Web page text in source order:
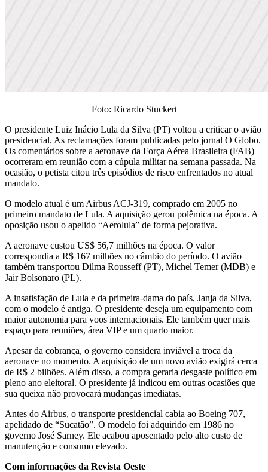
Foto: Ricardo Stuckert
O presidente Luiz Inácio Lula da Silva (PT) voltou a criticar o avião
presidencial. As reclamações foram publicadas pelo jornal O Globo.
Os comentários sobre a aeronave da Força Aérea Brasileira (FAB)
ocorreram em reunião com a cúpula militar na semana passada. Na
ocasião, o petista citou três episódios de risco enfrentados no atual
mandato.
O modelo atual é um Airbus ACJ-319, comprado em 2005 no
primeiro mandato de Lula. A aquisição gerou polêmica na época. A
oposição usou o apelido “Aerolula” de forma pejorativa.
A aeronave custou US$ 56,7 milhões na época. O valor
correspondia a R$ 167 milhões no câmbio do período. O avião
também transportou Dilma Rousseff (PT), Michel Temer (MDB) e
Jair Bolsonaro (PL).
A insatisfação de Lula e da primeira-dama do país, Janja da Silva,
com o modelo é antiga. O presidente deseja um equipamento com
maior autonomia para voos internacionais. Ele também quer mais
espaço para reuniões, área VIP e um quarto maior.
Apesar da cobrança, o governo considera inviável a troca da
aeronave no momento. A aquisição de um novo avião exigirá cerca
de R$ 2 bilhões. Além disso, a compra geraria desgaste político em
pleno ano eleitoral. O presidente já indicou em outras ocasiões que
sua queixa não provocará mudanças imediatas.
Antes do Airbus, o transporte presidencial cabia ao Boeing 707,
apelidado de “Sucatão”. O modelo foi adquirido em 1986 no
governo José Sarney. Ele acabou aposentado pelo alto custo de
manutenção e consumo elevado.
Com informações da Revista Oeste